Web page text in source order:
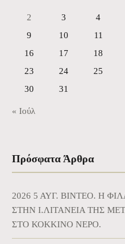
2
3 4
9
10 11
16
17 18
23
24 25
30
31
« Ιούλ
Πρόσφατα Άρθρα
2026 5 ΑΥΓ. BINTEO. Η
ΣΤΗΝ Ι.ΛΙΤΑΝΕΙΑ ΤΗΣ
ΣΤΟ ΚΟΚΚΙΝΟ ΝΕΡΟ.